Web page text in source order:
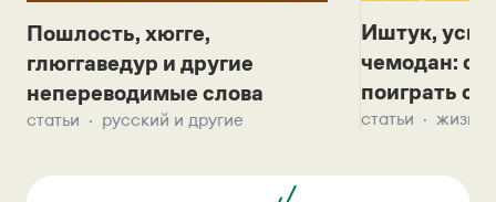
Пошлость, хюгге,
глюггаведур и другие
непереводимые слова
статьи русский и другие
Иштук,
чемодан:
поиграть с
статьи жизнь